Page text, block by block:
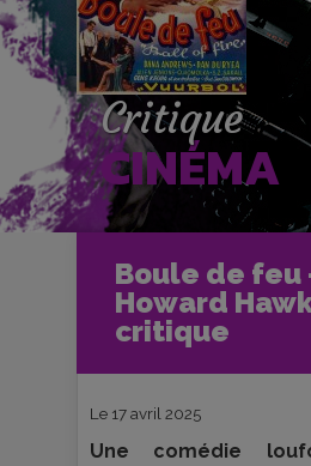
Critique
CINÉMA
Boule de feu
Howard
critique
Accueil
Cinéma
Critiques et fiches
Boule de feu -
critique
Le 17 avril 2025
Une comédie